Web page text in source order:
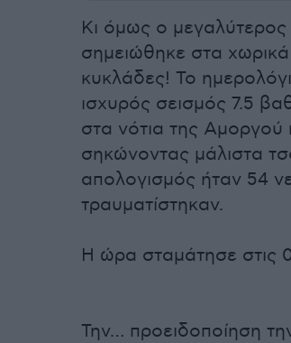
Κι όμως ο
σημειώθηκε στα
κυκλάδες! Το
ισχυρός σεισμός 7.5
στα νότια της Αμοργού
σηκώνοντας μάλιστα
απολογισμός ήταν 54
τραυματίστηκαν.
Η ώρα σταμάτησε στις
Την… προειδοποίηση